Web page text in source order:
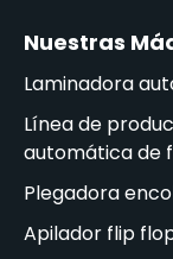
Nuestras
Laminadora
Línea de
automática de
Plegadora
Apilador flip